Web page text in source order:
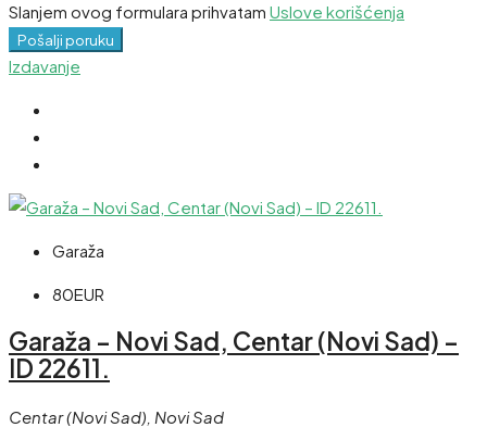
Slanjem ovog formulara prihvatam Uslove korišćenja
Pošalji poruku
Izdavanje
Garaža
80EUR
Garaža – Novi Sad, Centar (Novi Sad) –
ID 22611.
Centar (Novi Sad), Novi Sad